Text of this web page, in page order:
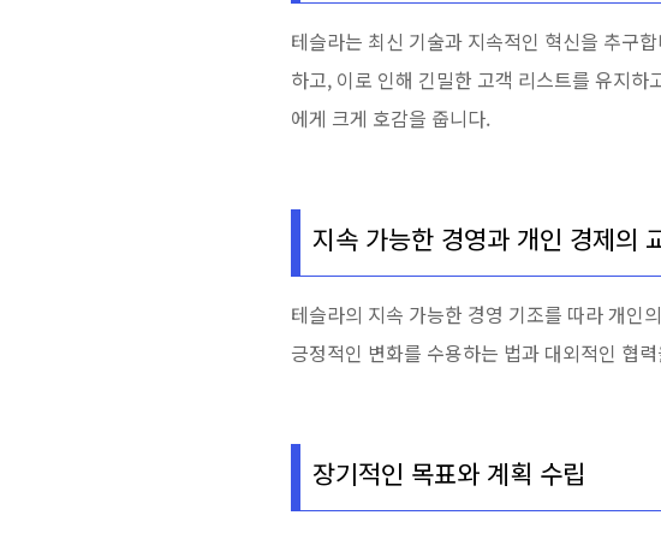
테슬라는 최신 기술과 지속적인 혁신을 추구
하고, 이로 인해 긴밀한 고객 리스트를 유지
에게 크게 호감을 줍니다.
지속 가능한 경영과 개인 경제의
테슬라의 지속 가능한 경영 기조를 따라 개인
긍정적인 변화를 수용하는 법과 대외적인 협
장기적인 목표와 계획 수립